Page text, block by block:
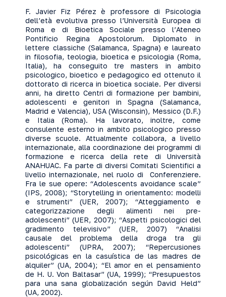
F. Javier Fiz Pérez è professore di Psicologia
dell’età evolutiva presso l’Università Europea di
Roma e di Bioetica Sociale presso l’Ateneo
Pontificio Regina Apostolorum. Diplomato in
lettere classiche (Salamanca, Spagna) e laureato
in filosofia, teologia, bioetica e psicologia (Roma,
Italia), ha conseguito tre masters in ambito
psicologico, bioetico e pedagogico ed ottenuto il
dottorato di ricerca in bioetica sociale. Per diversi
anni, ha diretto Centri di formazione per bambini,
adolescenti e genitori in Spagna (Salamanca,
Madrid e Valencia), USA (Wisconsin), Messico (D.F.)
e Italia (Roma). Ha lavorato, inoltre, come
consulente esterno in ambito psicologico presso
diverse scuole. Attualmente collabora, a livello
internazionale, alla coordinazione dei programmi di
formazione e ricerca della rete di Università
ANAHUAC. Fa parte di diversi Comitati Scientifici a
livello internazionale, nel ruolo di Conferenziere.
Fra le sue opere: “Adolescents avoidance scale”
(IPS, 2008); “Storytelling in orientamento: modelli
e strumenti” (UER, 2007); “Atteggiamento e
categorizzazione degli alimenti nei pre-
adolescenti” (UER, 2007); “Aspetti psicologici del
gradimento televisivo” (UER, 2007) “Analisi
causale del problema della droga tra gli
adolescenti” (UPRA, 2007); “Repercusiones
psicológicas en la casuística de las madres de
alquiler” (UA, 2004); “El amor en el pensamiento
de H. U. Von Baltasar” (UA, 1999); “Presupuestos
para una sana globalización según David Held”
(UA, 2002).